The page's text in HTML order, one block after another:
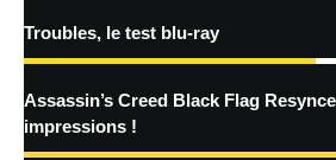
Troubles, le test blu-ray
Assassin’s Creed Black Flag
impressions !